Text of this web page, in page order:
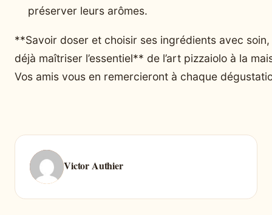
préserver leurs arômes.
**Savoir doser et choisir ses ingrédients avec soin,
déjà maîtriser l’essentiel** de l’art pizzaiolo à la
Vos amis vous en remercieront à chaque
Victor Authier